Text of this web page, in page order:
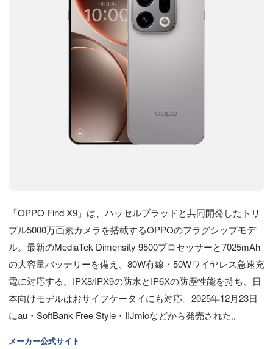
「OPPO Find X9」は、ハッセルブラッドと共同開発したトリ
プル5000万画素カメラを搭載するOPPOのフラグシップモデ
ル。最新のMediaTek Dimensity 9500プロセッサーと7025mAh
の大容量バッテリーを備え、80W有線・50Wワイヤレス急速充
電に対応する。IPX8/IPX9の防水とIP6Xの防塵性能を持ち、日
本向けモデルはおサイフケータイにも対応。2025年12月23日
にau・SoftBank Free Style・IIJmioなどから発売された。
メーカー公式サイト